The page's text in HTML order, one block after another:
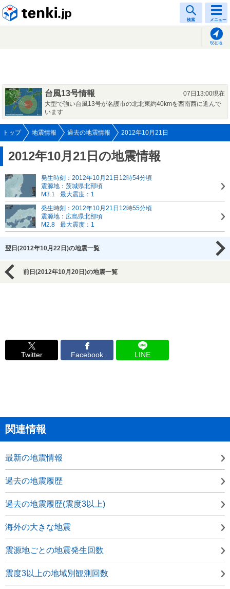
検索 メニュー
現在地
台風13号情報
07日13:00現在
大型で強い台風13号が名護市の北北東約40kmを西南西に進んで
います
トップ 地震情報 過去の地震情報 2012年10月21日
2012年10月21日の地震情報
発生時刻：2012年10月21日12時54分頃
震源地：茨城県北部頃
M3.1
最大震度：1
発生時刻：2012年10月21日12時55分頃
震源地：広島県北部頃
M2.8
最大震度：1
翌日(2012年10月22日)の地震一覧
前日(2012年10月20日)の地震一覧
Twitter Facebook LINE
関連情報
最新の地震情報
過去の地震履歴
過去の地震履歴(震度3以上)
海外の大きな地震
震源地ごとの地震発生回数
震度3以上の地域別観測回数